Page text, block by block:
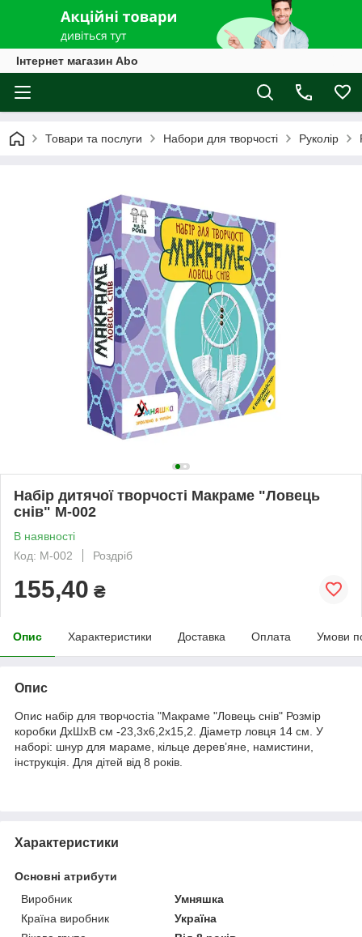
Інтернет магазин Abo
Товари та послуги Набори для творчості Руколір
Набір дитячої творчості Макраме "Ловець
снів" М-002
В наявності
Код: М-002
Роздріб
155,40 ₴
Опис Характеристики Доставка Оплата Умови
Опис
Опис набір для творчостіа "Макраме "Ловець снів" Розмір
коробки ДхШхВ см -23,3х6,2х15,2. Діаметр ловця 14 см. У
наборі: шнур для мараме, кільце дерев’яне, намистини,
інструкція. Для дітей від 8 років.
Характеристики
Основні атрибути
Виробник
Умняшка
Країна виробник
Україна